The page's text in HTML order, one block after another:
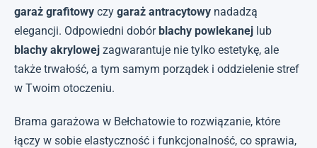
garaż grafitowy czy garaż antracytowy nadadzą
elegancji. Odpowiedni dobórblachy powlekanej lub
blachy akrylowej zagwarantuje nie tylko estetykę, ale
także trwałość, a tym samym porządek i oddzielenie stref
w Twoim otoczeniu.
Brama garażowa w Bełchatowie to rozwiązanie, które
łączy w sobie elastyczność i funkcjonalność, co sprawia,